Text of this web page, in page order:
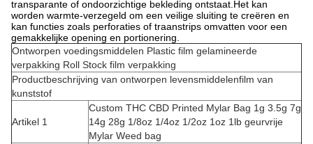
transparante of ondoorzichtige bekleding ontstaat.Het kan
worden warmte-verzegeld om een veilige sluiting te creëren en
kan functies zoals perforaties of traanstrips omvatten voor een
gemakkelijke opening en portionering.
Ontworpen voedingsmiddelen Plastic film gelamineerde
verpakking Roll Stock film verpakking
Productbeschrijving van ontworpen levensmiddelenfilm van
kunststof
Artikel 1
Custom THC CBD Printed Mylar Bag 1g 3.5g 7g
14g 28g 1/8oz 1/4oz 1/2oz 1oz 1lb geurvrije
Mylar Weed bag